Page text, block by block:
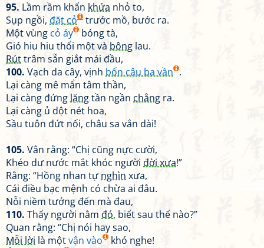
95. Lầm rầm khấn khứa nhỏ to,
Sụp ngồi, đặt cỏ
trước mồ, bước ra.
Một vùng cỏ áy
bóng tà,
Gió hiu hiu thổi một và bông lau.
Rúttrâm sẵn giắt mái đầu,
100. Vạch da cây, vịnh bốn câu ba vần .
Lại càng mê mẩn tâm thần,
Lại càng đứng lặngtần ngần chẳng ra.
Lại càng ủ dột nét hoa,
Sầu tuôn đứt nối, châu sa vắn dài!
105. Vân rằng: “Chị cũng nực cười,
Khéo dư nước mắt khóc người đời xưa!”
Rằng: “Hồng nhan tự nghìn xưa,
Cái điều bạc mệnh có chừa ai đâu.
Nỗi niềm tưởng đến mà đau,
110. Thấy người nằm đó, biết sau thế nào?”
Quan rằng: “Chị nói hay sao,
Mỗi lời là mộtvận vào
khó nghe!